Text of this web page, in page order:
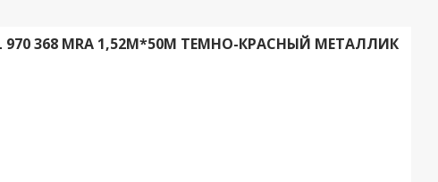
970 368 MRA 1,52М*50М ТЕМНО-КРАСНЫЙ МЕТАЛЛИК